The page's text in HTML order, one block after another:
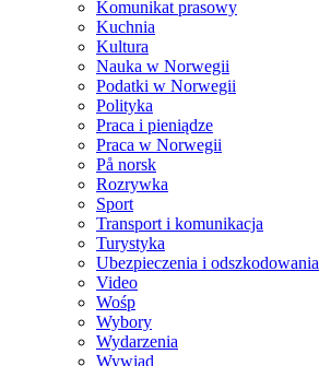
Komunikat prasowy
Kuchnia
Kultura
Nauka w Norwegii
Podatki w Norwegii
Polityka
Praca i pieniądze
Praca w Norwegii
På norsk
Rozrywka
Sport
Transport i komunikacja
Turystyka
Ubezpieczenia i odszkodowania
Video
Wośp
Wybory
Wydarzenia
Wywiad